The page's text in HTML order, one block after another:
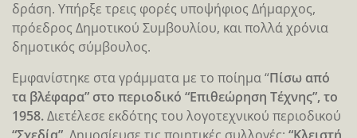
δράση. Υπήρξε τρεις φορές υποψήφιος Δήμαρχος,
πρόεδρος Δημοτικού Συμβουλίου, και πολλά χρόνια
δημοτικός σύμβουλος.
Εμφανίστηκε στα γράμματα με το ποίημα “Πίσω από
τα βλέφαρα” στο περιοδικό “Επιθεώρηση Τέχνης”, το
1958.Διετέλεσε εκδότης του λογοτεχνικού περιοδικού